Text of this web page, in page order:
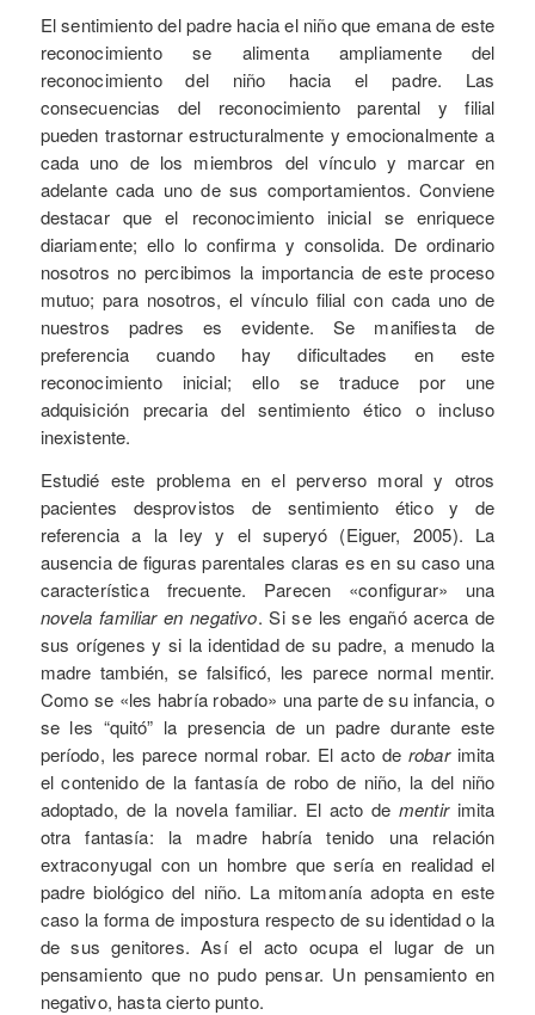
El sentimiento del padre hacia el niño que emana de este
reconocimiento se alimenta ampliamente del
reconocimiento del niño hacia el padre. Las
consecuencias del reconocimiento parental y filial
pueden trastornar estructuralmente y emocionalmente a
cada uno de los miembros del vínculo y marcar en
adelante cada uno de sus comportamientos. Conviene
destacar que el reconocimiento inicial se enriquece
diariamente; ello lo confirma y consolida. De ordinario
nosotros no percibimos la importancia de este proceso
mutuo; para nosotros, el vínculo filial con cada uno de
nuestros padres es evidente. Se manifiesta de
preferencia cuando hay dificultades en este
reconocimiento inicial; ello se traduce por une
adquisición precaria del sentimiento ético o incluso
inexistente.
Estudié este problema en el perverso moral y otros
pacientes desprovistos de sentimiento ético y de
referencia a la ley y el superyó (Eiguer, 2005). La
ausencia de figuras parentales claras es en su caso una
característica frecuente. Parecen «configurar» una
novela familiar en negativo. Si se les engañó acerca de
sus orígenes y si la identidad de su padre, a menudo la
madre también, se falsificó, les parece normal mentir.
Como se «les habría robado» una parte de su infancia, o
se les “quitó” la presencia de un padre durante este
período, les parece normal robar. El acto derobarimita
el contenido de la fantasía de robo de niño, la del niño
adoptado, de la novela familiar. El acto de mentirimita
otra fantasía: la madre habría tenido una relación
extraconyugal con un hombre que sería en realidad el
padre biológico del niño. La mitomanía adopta en este
caso la forma de impostura respecto de su identidad o la
de sus genitores. Así el acto ocupa el lugar de un
pensamiento que no pudo pensar. Un pensamiento en
negativo, hasta cierto punto.